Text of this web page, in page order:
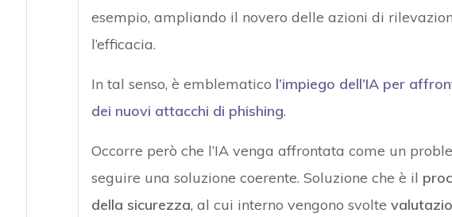
esempio, ampliando il novero delle azioni di
l’efficacia.
In tal senso, è emblematico l’impiego dell’IA per
dei nuovi attacchi di phishing.
Occorre però che l’IA venga affrontata come un
seguire una soluzione coerente. Soluzione che è il
della sicurezza, al cui interno vengono svolte